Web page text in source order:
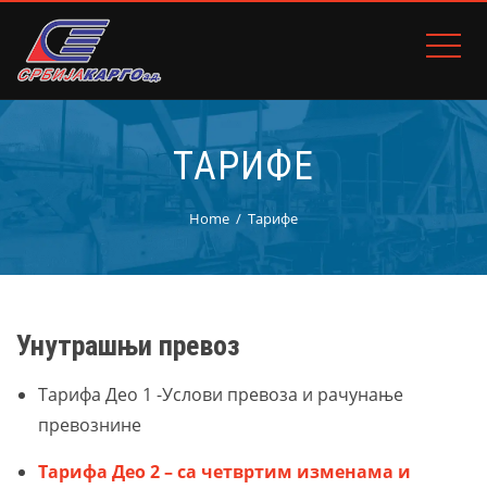
ТАРИФЕ
Home Тарифе
Унутрашњи превоз
Тарифа Део 1 -Услови превоза и рачунање
превознине
Тарифа Део 2 – са четвртим изменама и